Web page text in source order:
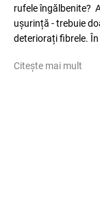
rufele îngălbenite?
ușurință - trebuie
deteriorați fibrele.
Citește mai mult